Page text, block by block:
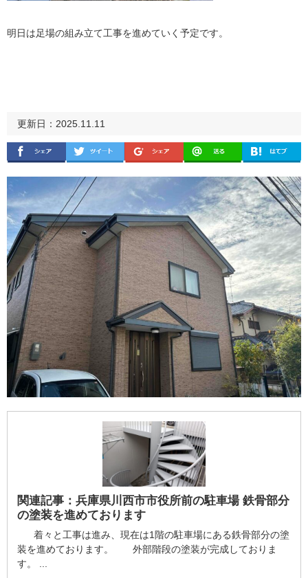
明日は足場の組み立て工事を進めていく予定です。
更新日：2025.11.11
関連記事： 兵庫県川西市市役所前の駐車場 鉄骨部分
の塗装を進めております
着々と工事は進み、現在は1階の駐車場にある鉄骨部分の塗
装を進めております。 外部階段の塗装が完成しておりま
す。 ...